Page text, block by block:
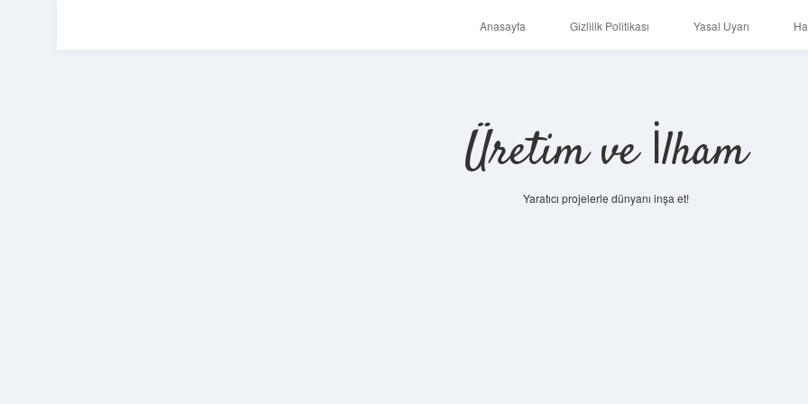
Anasayfa Gizlilik Politikası Yasal Uyarı
Üretim ve İlham
Yaratıcı projelerle dünyanı inşa et!